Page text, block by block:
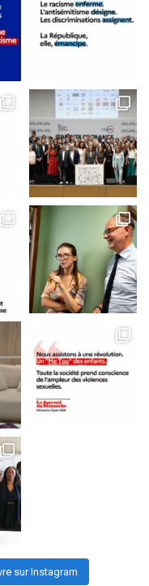
sur Instagram